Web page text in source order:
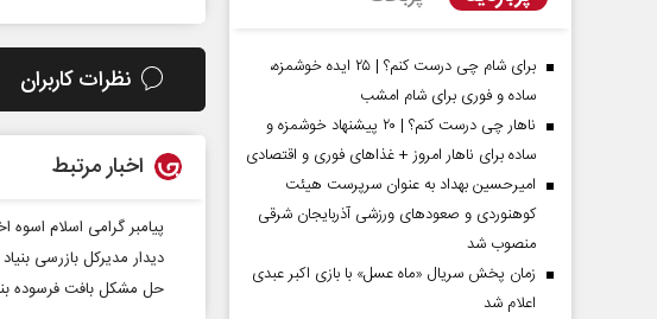
نظرات کاربران
اخبار مرتبط
پیامبر گرامی اسلام اسوه
دیدار مدیرکل بازرسی
حل مشکل بافت فرسوده
برای شام چی درست کنم؟ | ۲۵ ایده خوشمزه،
ساده و فوری برای شام امشب
ناهار چی درست کنم؟ | ۲۰ پیشنهاد خوشمزه و
ساده برای ناهار امروز + غذاهای فوری و اقتصادی
امیرحسین بهداد به عنوان سرپرست هیئت
کوهنوردی و صعودهای ورزشی آذربایجان شرقی
منصوب شد
زمان پخش سریال «ماه عسل» با بازی اکبر عبدی
اعلام شد